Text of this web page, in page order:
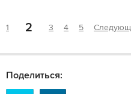
1 2 3 4 5
Поделиться: